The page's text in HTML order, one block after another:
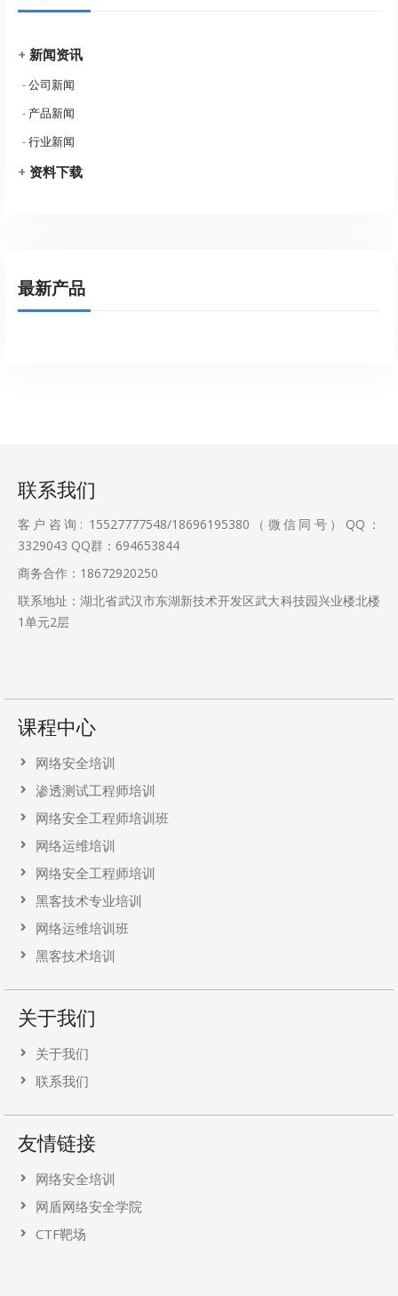
+ 新闻资讯
-公司新闻
- 产品新闻
-行业新闻
+ 资料下载
最新产品
联系我们
客户咨询: 15527777548/18696195380（微信同号）QQ：
3329043 QQ群：694653844
商务合作：18672920250
联系地址：湖北省武汉市东湖新技术开发区武大科技园兴业楼北楼
1单元2层
课程中心
网络安全培训
渗透测试工程师培训
网络安全工程师培训班
网络运维培训
网络安全工程师培训
黑客技术专业培训
网络运维培训班
黑客技术培训
关于我们
关于我们
联系我们
友情链接
网络安全培训
网盾网络安全学院
CTF靶场